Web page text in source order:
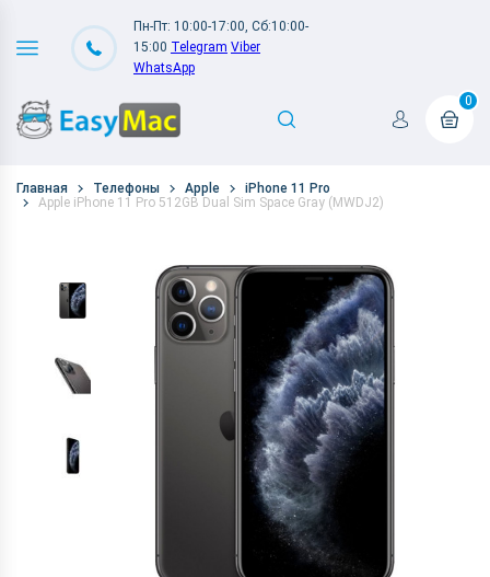
Пн-Пт: 10:00-17:00, Сб:10:00-
15:00 Telegram Viber
WhatsApp
0
Главная Телефоны Apple
iPhone 11 Pro
Apple iPhone 11 Pro 512GB Dual Sim Space Gray (MWDJ2)